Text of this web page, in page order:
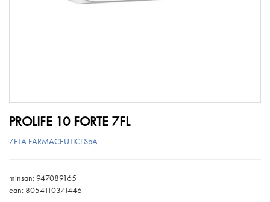
PROLIFE 10 FORTE 7FL
ZETA FARMACEUTICI SpA
minsan: 947089165
ean: 8054110371446